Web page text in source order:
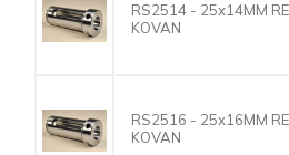
RS2514 - 25x14MM
KOVAN
RS2516 - 25x16MM
KOVAN